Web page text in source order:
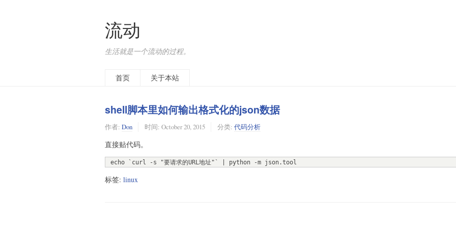
流动
生活就是一个流动的过程。
首页 关于本站
shell脚本里如何输出格式化的json数据
作者: Don 时间: October 20, 2015 分类: 代码分析
直接贴代码。
echo `curl -s "要请求的URL地址"` | python -m json.tool
标签: linux